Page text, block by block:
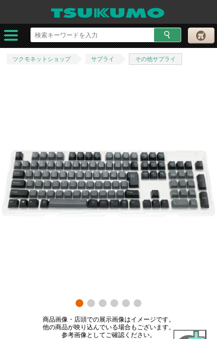
ツクモネットショップ サプライ その他サプライ
商品画像・店頭での展示画像はイメージです。
他の商品が映り込んでいる場合もございます。
参考画像としてご確認ください。